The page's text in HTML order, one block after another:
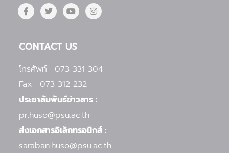
F
a
c
o
k
-
f
T
w
i
e
Y
o
u
b
I
n
s
a
m
CONTACT US
โทรศัพท์ : 073 331 304
Fax : 073 312 232
ประชาสัมพันธ์ข่าวสาร :
pr.huso@psu.ac.th
ส่งเอกสารอิเล็กทรอนิกส์ :
saraban.huso@psu.ac.th